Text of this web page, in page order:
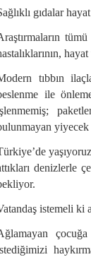
gıdalar
tıbbın
ile
denizlerle
istemeli ki